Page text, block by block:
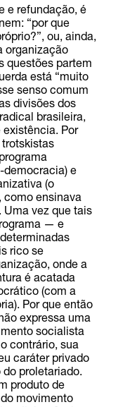
e refundação, é
“por que
ou, ainda,
organização
questões partem
está “muito
senso comum
divisões dos
brasileira,
existência. Por
trotskistas
democracia) e
(o
como ensinava
Uma vez que tais
— e
rico se
onde a
é acatada
(com a
Por que então
expressa uma
socialista
contrário, sua
caráter privado
proletariado.
produto de
movimento